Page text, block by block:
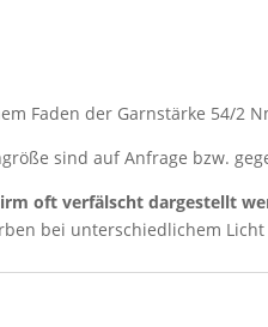
Faden der Garnstärke 54/2
sind auf Anfrage bzw.
oft verfälscht dargestellt
bei unterschiedlichem